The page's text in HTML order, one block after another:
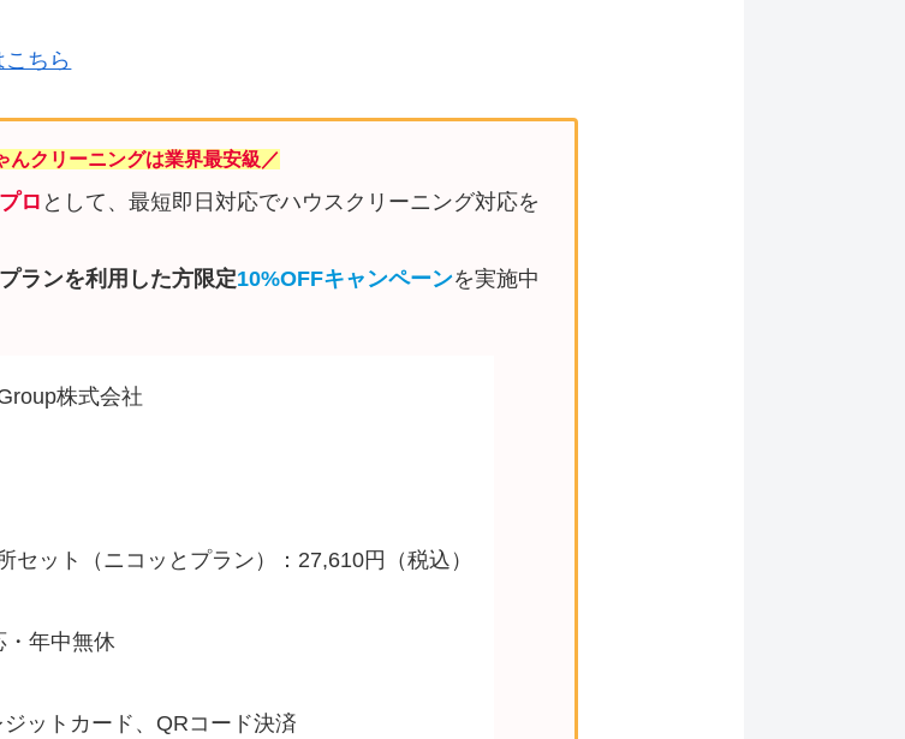
ちら
んクリーニングは業界最安級／
ロ として、最短即日対応でハウスクリーニング対応を
ランを利用した方限定10%OFFキャンペーンを実施中
株式会社
セット（ニコッとプラン）：27,610円（税込）
・年中無休
ットカード、QRコード決済